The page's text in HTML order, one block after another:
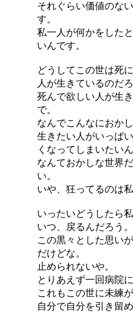
それぐらい価値のな
す。
私一人が何かをした
いんです。
どうしてこの世は死
人が生きているのだ
死んで欲しい人が生
で。
なんでこんなにおか
生きたい人がいっぱ
くなってしまいたい
なんておかしな世界
い。
いや、狂ってるのは
いったいどうしたら
いつ、戻るんだろう。
この黒々とした思い
だけどな。
止められないや。
とりあえず一回病院
これもこの世に未練
自分で自分を引き留